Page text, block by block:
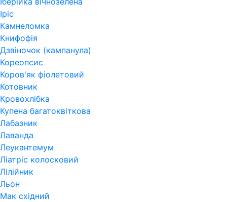
Іріс
Камнеломка
Книфофія
Дзвіночок (кампанула)
Кореопсис
Коров'як фіолетовий
Котовник
Кровохлібка
Купена багатоквіткова
Лабазник
Лаванда
Леукантемум
Ліатріс колосковий
Лілійник
Льон
Мак східний